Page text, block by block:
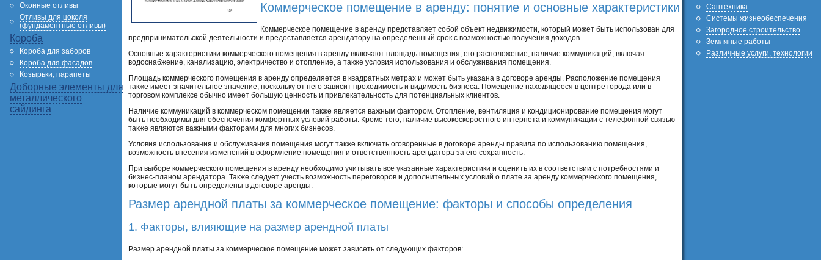
Оконные отливы
Отливы для цоколя
(фундаментные отливы)
Короба
Короба для заборов
Короба для фасадов
Козырьки, парапеты
Доборные элементы для
металлического
сайдинга
Коммерческое помещение в аренду: понятие и основные характеристики
Коммерческое помещение в аренду представляет собой объект недвижимости, который может быть использован для
предпринимательской деятельности и предоставляется арендатору на определенный срок с возможностью получения доходов.
Основные характеристики коммерческого помещения в аренду включают площадь помещения, его расположение, наличие коммуникаций, включая
водоснабжение, канализацию, электричество и отопление, а также условия использования и обслуживания помещения.
Площадь коммерческого помещения в аренду определяется в квадратных метрах и может быть указана в договоре аренды. Расположение помещения
также имеет значительное значение, поскольку от него зависит проходимость и видимость бизнеса. Помещение находящееся в центре города или в
торговом комплексе обычно имеет большую ценность и привлекательность для потенциальных клиентов.
Наличие коммуникаций в коммерческом помещении также является важным фактором. Отопление, вентиляция и кондиционирование помещения могут
быть необходимы для обеспечения комфортных условий работы. Кроме того, наличие высокоскоростного интернета и коммуникации с телефонной связью
также являются важными факторами для многих бизнесов.
Условия использования и обслуживания помещения могут также включать оговоренные в договоре аренды правила по использованию помещения,
возможность внесения изменений в оформление помещения и ответственность арендатора за его сохранность.
При выборе коммерческого помещения в аренду необходимо учитывать все указанные характеристики и оценить их в соответствии с потребностями и
бизнес-планом арендатора. Также следует учесть возможность переговоров и дополнительных условий о плате за аренду коммерческого помещения,
которые могут быть определены в договоре аренды.
Размер арендной платы за коммерческое помещение: факторы и способы определения
1. Факторы, влияющие на размер арендной платы
Размер арендной платы за коммерческое помещение может зависеть от следующих факторов:
Сантехника
Системы жизнеобеспечения
Загородное строительство
Земляные работы
Различные услуги, технологии